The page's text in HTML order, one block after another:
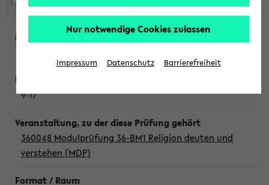
9-17
360048 Modulprüfung 36-BM1 Religion deuten und
verstehen (MDP)
Nur notwendige Cookies zulassen
Impressum Datenschutz Barrierefreiheit